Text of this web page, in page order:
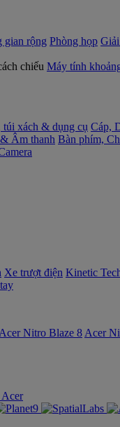
gian rộng Phòng họp
Máy tính
túi xách & dụng cụ Cáp,
Âm thanh Bàn phím,
Xe trượt điện Kinetic
Acer Nitro Blaze 8 Acer
Acer